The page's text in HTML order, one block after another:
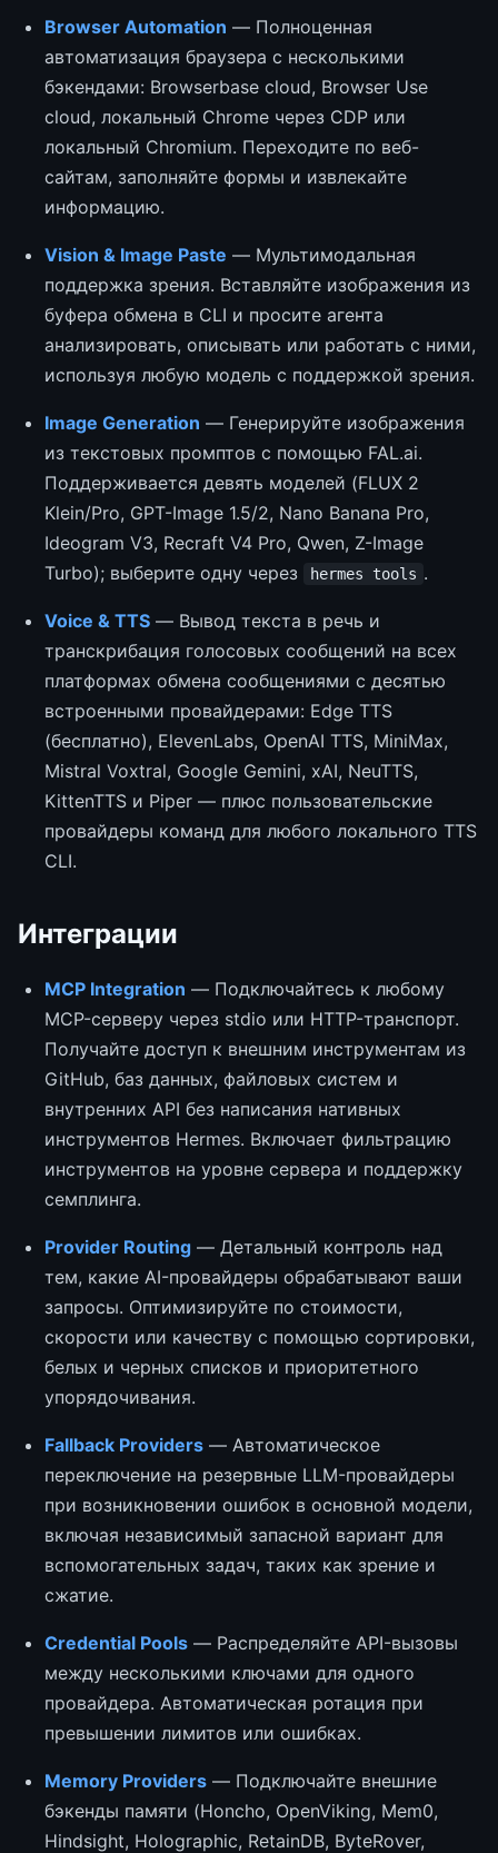
Browser Automation — Полноценная
автоматизация браузера с несколькими
бэкендами: Browserbase cloud, Browser Use
cloud, локальный Chrome через CDP или
локальный Chromium. Переходите по веб-
сайтам, заполняйте формы и извлекайте
информацию.
Vision & Image Paste — Мультимодальная
поддержка зрения. Вставляйте изображения из
буфера обмена в CLI и просите агента
анализировать, описывать или работать с ними,
используя любую модель с поддержкой зрения.
Image Generation — Генерируйте изображения
из текстовых промптов с помощью FAL.ai.
Поддерживается девять моделей (FLUX 2
Klein/Pro, GPT-Image 1.5/2, Nano Banana Pro,
Ideogram V3, Recraft V4 Pro, Qwen, Z-Image
Turbo); выберите одну через
hermes tools .
Voice & TTS — Вывод текста в речь и
транскрибация голосовых сообщений на всех
платформах обмена сообщениями с десятью
встроенными провайдерами: Edge TTS
(бесплатно), ElevenLabs, OpenAI TTS, MiniMax,
Mistral Voxtral, Google Gemini, xAI, NeuTTS,
KittenTTS и Piper — плюс пользовательские
провайдеры команд для любого локального TTS
CLI.
Интеграции
MCP Integration — Подключайтесь к любому
MCP-серверу через stdio или HTTP-транспорт.
Получайте доступ к внешним инструментам из
GitHub, баз данных, файловых систем и
внутренних API без написания нативных
инструментов Hermes. Включает фильтрацию
инструментов на уровне сервера и поддержку
семплинга.
Provider Routing — Детальный контроль над
тем, какие AI-провайдеры обрабатывают ваши
запросы. Оптимизируйте по стоимости,
скорости или качеству с помощью сортировки,
белых и черных списков и приоритетного
упорядочивания.
Fallback Providers — Автоматическое
переключение на резервные LLM-провайдеры
при возникновении ошибок в основной модели,
включая независимый запасной вариант для
вспомогательных задач, таких как зрение и
сжатие.
Credential Pools — Распределяйте API-вызовы
между несколькими ключами для одного
провайдера. Автоматическая ротация при
превышении лимитов или ошибках.
Memory Providers — Подключайте внешние
бэкенды памяти (Honcho, OpenViking, Mem0,
Hindsight, Holographic, RetainDB, ByteRover,